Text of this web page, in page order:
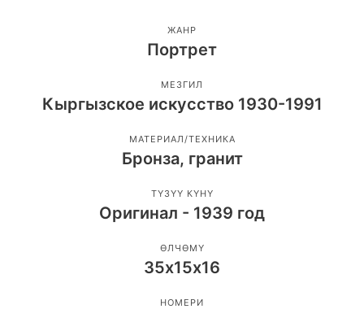
ЖАНР
Портрет
МЕЗГИЛ
Кыргызское искусство 1930-1991
МАТЕРИАЛ/ТЕХНИКА
Бронза, гранит
ТҮЗҮҮ КҮНҮ
Оригинал - 1939 год
ӨЛЧӨМҮ
35х15х16
НОМЕРИ